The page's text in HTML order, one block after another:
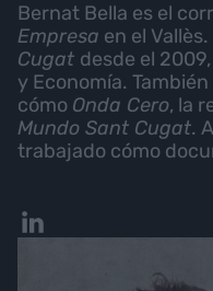
Bernat Bella es el
Empresa en el
Cugat desde el
y Economía.
cómo Onda Cero, la
Mundo Sant Cugat.
trabajado cómo